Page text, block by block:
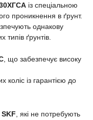
із спеціальною
проникнення в ґрунт.
однакову
типів ґрунтів.
, що забезпечує високу
коліс із гарантією до
, які не потребують